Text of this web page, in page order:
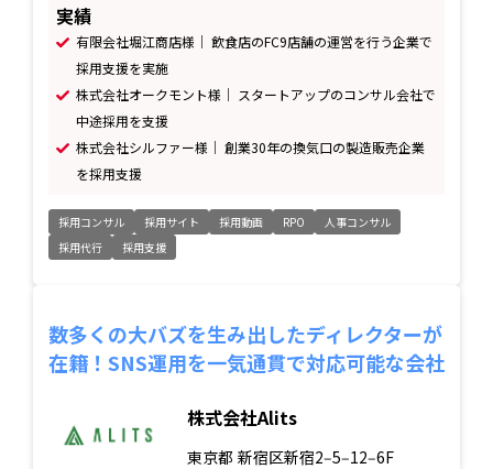
実績
有限会社堀江商店様｜ 飲食店のFC9店舗の運営を行う企業で
採用支援を実施
株式会社オークモント様｜ スタートアップのコンサル会社で
中途採用を支援
株式会社シルファー様｜ 創業30年の換気口の製造販売企業
を採用支援
採用コンサル 採用サイト 採用動画 RPO
人事コンサル
採用代行
採用支援
数多くの大バズを生み出したディレクターが
在籍！SNS運用を一気通貫で対応可能な会社
株式会社Alits
東京都 新宿区新宿2‒5‒12‒6F